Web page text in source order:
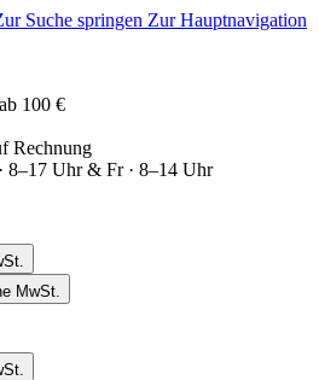
Suche springen Zur Hauptnavigation
100 €
Rechnung
8–17 Uhr & Fr · 8–14 Uhr
MwSt.